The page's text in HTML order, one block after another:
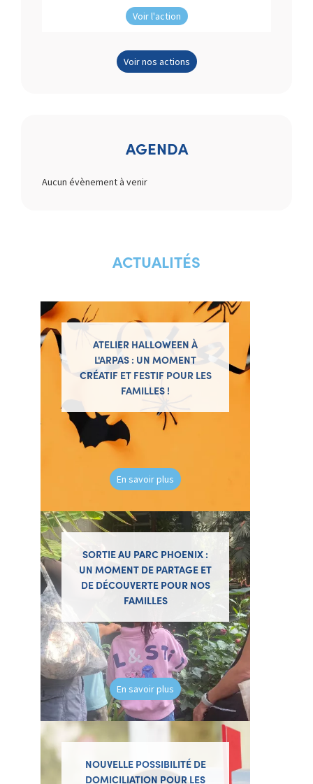
Voir l'action
Voir nos actions
AGENDA
Aucun évènement à venir
ACTUALITÉS
ATELIER HALLOWEEN À
L'ARPAS : UN MOMENT
CRÉATIF ET FESTIF POUR LES
FAMILLES !
En savoir plus
SORTIE AU PARC PHOENIX :
UN MOMENT DE PARTAGE ET
DE DÉCOUVERTE POUR NOS
FAMILLES
En savoir plus
NOUVELLE POSSIBILITÉ DE
DOMICILIATION POUR LES